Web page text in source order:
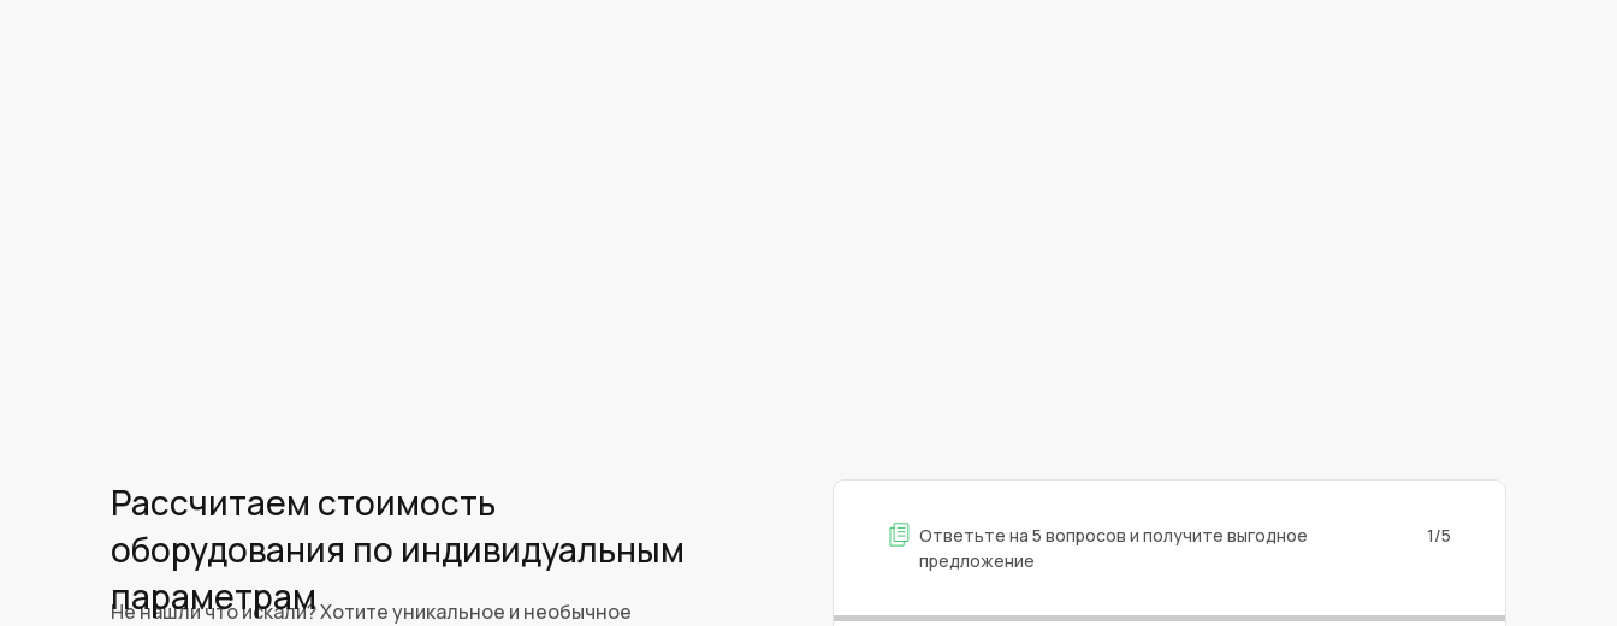
Не нашли что искали? Хотите уникальное и необычное
Рассчитаем стоимость
оборудования по индивидуальным
параметрам
Ответьте на 5 вопросов и получите выгодное
предложение
1/5